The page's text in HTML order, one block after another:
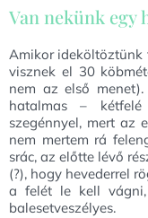
Van nekünk egy
Amikor ideköltöztünk
visznek el 30
nem az első
hatalmas –
szegénnyel, mert az
nem mertem rá
srác, az előtte lévő
(?), hogy hevederrel
a felét le kell vágni,
balesetveszélyes.